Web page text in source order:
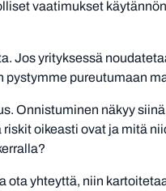
vaatimukset
yrityksessä
pureutumaan
Onnistuminen näkyy
oikeasti ovat ja mitä
ota yhteyttä, niin